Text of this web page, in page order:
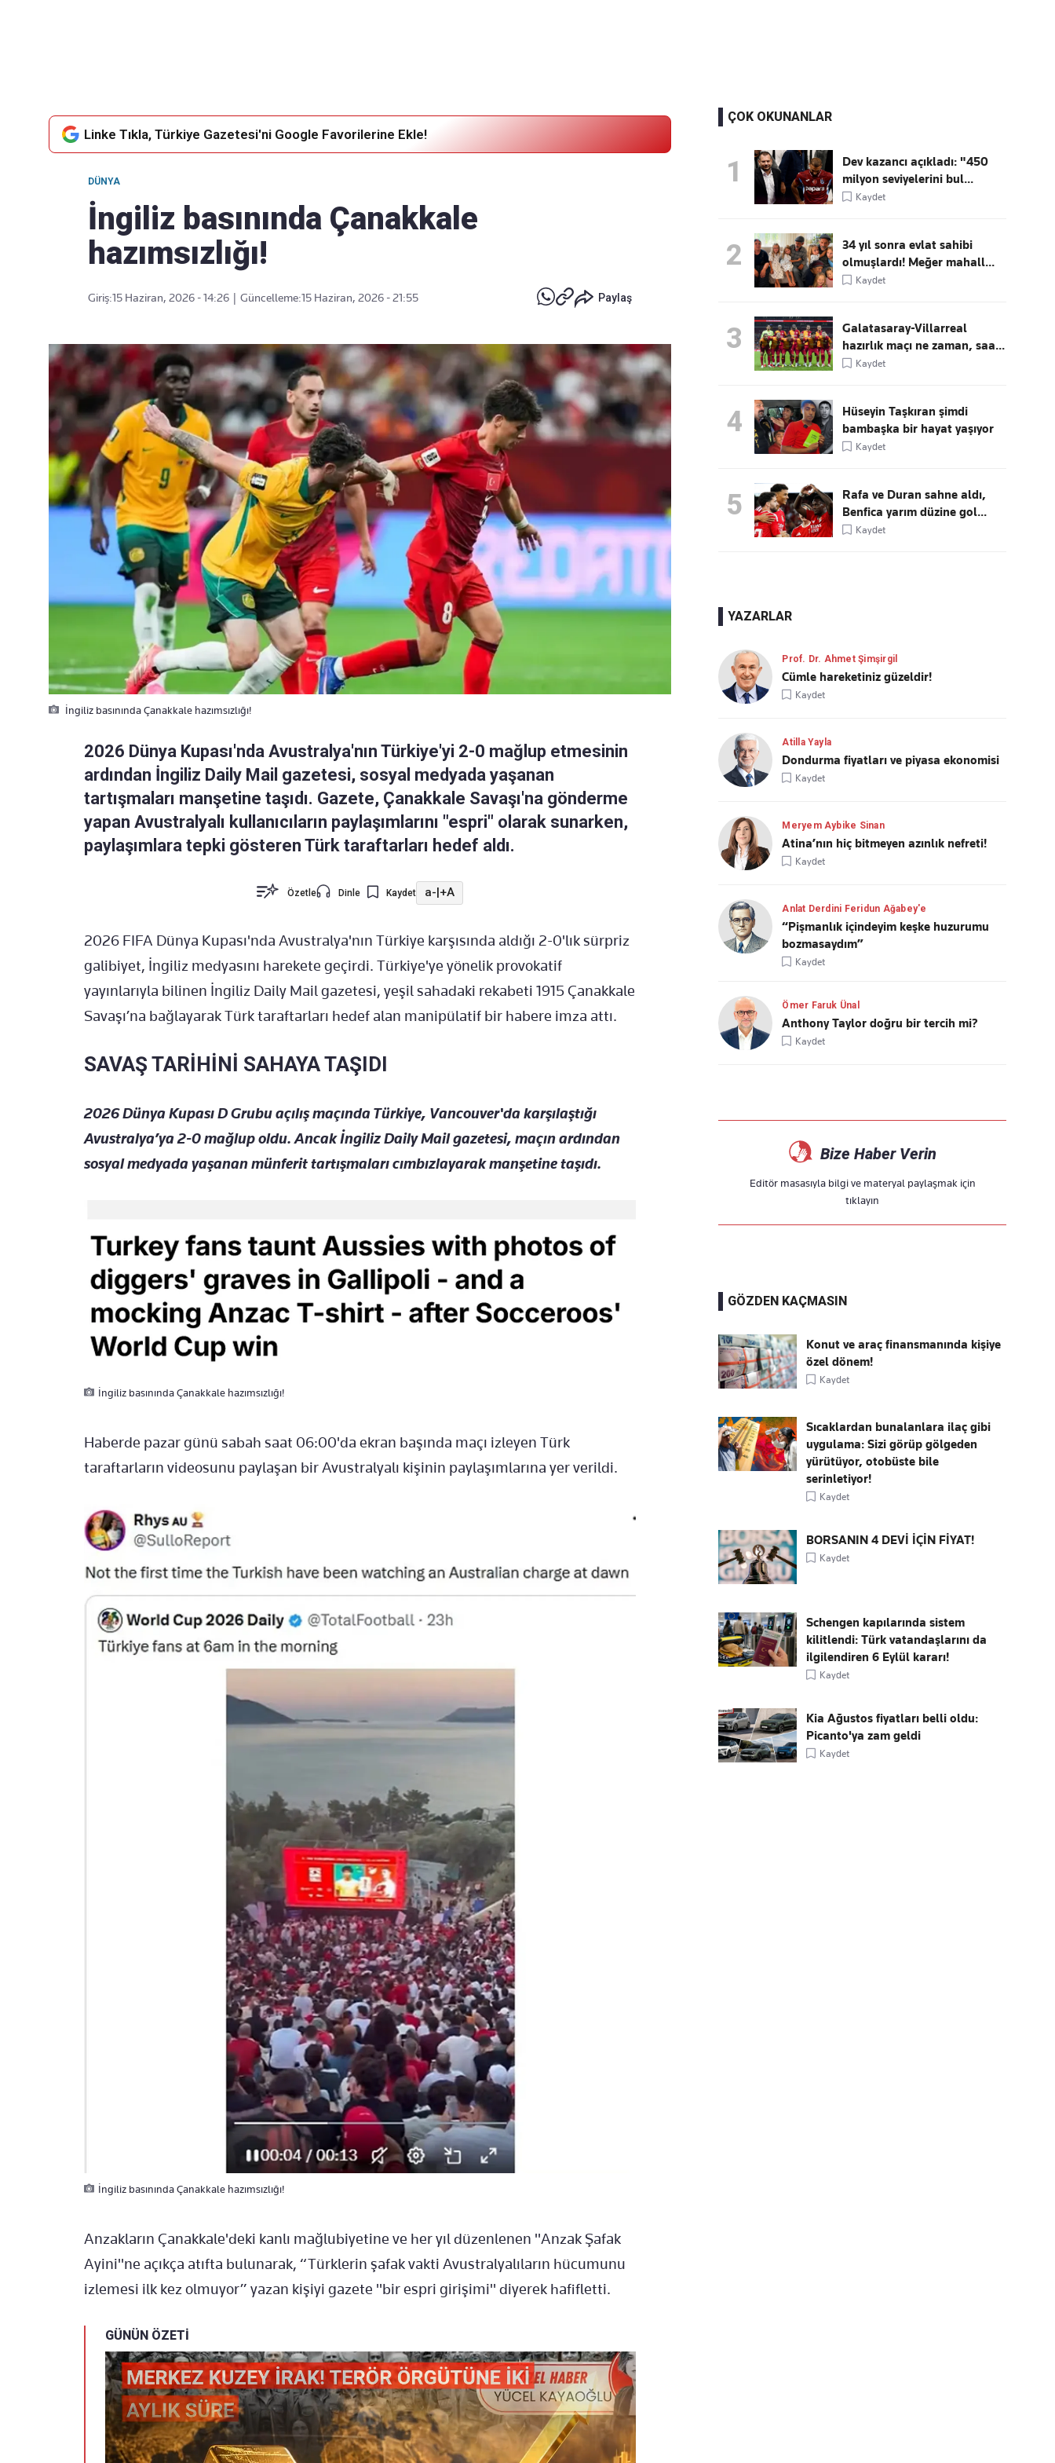
Linke Tıkla, Türkiye Gazetesi'ni Google Favorilerine Ekle!
DÜNYA
İngiliz basınında Çanakkale
hazımsızlığı!
Giriş:15 Haziran, 2026 - 14:26 Güncelleme:15 Haziran, 2026 - 21:55 Paylaş
İngiliz basınında Çanakkale hazımsızlığı!
2026 Dünya Kupası'nda Avustralya'nın Türkiye'yi 2-0 mağlup etmesinin
ardından İngiliz Daily Mail gazetesi, sosyal medyada yaşanan
tartışmaları manşetine taşıdı. Gazete, Çanakkale Savaşı'na gönderme
yapan Avustralyalı kullanıcıların paylaşımlarını "espri" olarak sunarken,
paylaşımlara tepki gösteren Türk taraftarları hedef aldı.
Özetle Dinle Kaydet a-|+A
2026 FIFA Dünya Kupası'nda Avustralya'nın Türkiye karşısında aldığı 2-0'lık sürpriz
galibiyet, İngiliz medyasını harekete geçirdi. Türkiye'ye yönelik provokatif
yayınlarıyla bilinen İngiliz Daily Mail gazetesi, yeşil sahadaki rekabeti 1915 Çanakkale
Savaşı’na bağlayarak Türk taraftarları hedef alan manipülatif bir habere imza attı.
SAVAŞ TARİHİNİ SAHAYA TAŞIDI
2026 Dünya Kupası D Grubu açılış maçında Türkiye, Vancouver'da karşılaştığı
Avustralya’ya 2-0 mağlup oldu. Ancak İngiliz Daily Mail gazetesi, maçın ardından
sosyal medyada yaşanan münferit tartışmaları cımbızlayarak manşetine taşıdı.
İngiliz basınında Çanakkale hazımsızlığı!
Haberde pazar günü sabah saat 06:00'da ekran başında maçı izleyen Türk
taraftarların videosunu paylaşan bir Avustralyalı kişinin paylaşımlarına yer verildi.
İngiliz basınında Çanakkale hazımsızlığı!
Anzakların Çanakkale'deki kanlı mağlubiyetine ve her yıl düzenlenen "Anzak Şafak
Ayini"ne açıkça atıfta bulunarak, “Türklerin şafak vakti Avustralyalıların hücumunu
izlemesi ilk kez olmuyor” yazan kişiyi gazete "bir espri girişimi" diyerek hafifletti.
GÜNÜN ÖZETİ
ÇOK OKUNANLAR
1
Dev kazancı açıkladı: "450
milyon seviyelerini bul...
Kaydet
2
34 yıl sonra evlat sahibi
olmuşlardı! Meğer mahall...
Kaydet
3
Galatasaray-Villarreal
hazırlık maçı ne zaman, saa...
Kaydet
4
Hüseyin Taşkıran şimdi
bambaşka bir hayat yaşıyor
Kaydet
5
Rafa ve Duran sahne aldı,
Benfica yarım düzine gol...
Kaydet
YAZARLAR
Prof. Dr. Ahmet Şimşirgil
Cümle hareketiniz güzeldir!
Kaydet
Atilla Yayla
Dondurma fiyatları ve piyasa ekonomisi
Kaydet
Meryem Aybike Sinan
Atina’nın hiç bitmeyen azınlık nefreti!
Kaydet
Anlat Derdini Feridun Ağabey'e
“Pişmanlık içindeyim keşke huzurumu
bozmasaydım”
Kaydet
Ömer Faruk Ünal
Anthony Taylor doğru bir tercih mi?
Kaydet
Bize Haber Verin
Editör masasıyla bilgi ve materyal paylaşmak için
tıklayın
GÖZDEN KAÇMASIN
Konut ve araç finansmanında kişiye
özel dönem!
Kaydet
Sıcaklardan bunalanlara ilaç gibi
uygulama: Sizi görüp gölgeden
yürütüyor, otobüste bile
serinletiyor!
Kaydet
BORSANIN 4 DEVİ İÇİN FİYAT!
Kaydet
Schengen kapılarında sistem
kilitlendi: Türk vatandaşlarını da
ilgilendiren 6 Eylül kararı!
Kaydet
Kia Ağustos fiyatları belli oldu:
Picanto'ya zam geldi
Kaydet